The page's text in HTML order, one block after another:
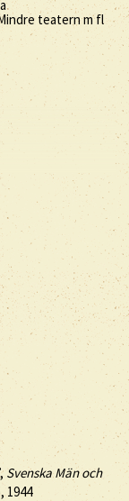
teatern m fl
Svenska Män och
1944